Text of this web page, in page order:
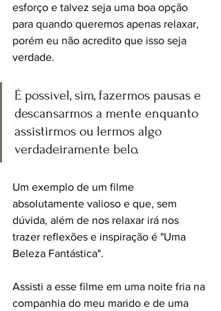
esforço e talvez seja uma boa opção
para quando queremos apenas relaxar,
porém eu não acredito que isso seja
verdade.
É possível, sim, fazermos pausas e
descansarmos a mente enquanto
assistirmos ou lermos algo
verdadeiramente belo.
Um exemplo de um filme
absolutamente valioso e que, sem
dúvida, além de nos relaxar irá nos
trazer reflexões e inspiração é "Uma
Beleza Fantástica".
Assisti a esse filme em uma noite fria na
companhia do meu marido e de uma